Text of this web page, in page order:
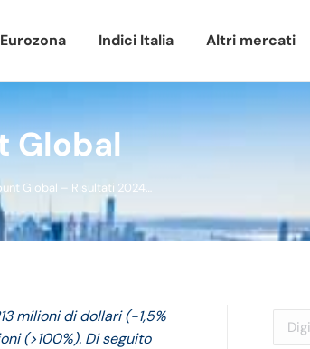
Indici Italia Altri mercati
Global
Global – Risultati 2024…
milioni di dollari (-1,5%
(>100%). Di seguito
Cerca: